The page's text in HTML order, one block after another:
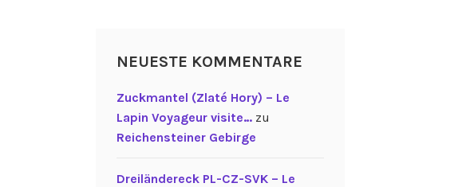
NEUESTE KOMMENTARE
Zuckmantel (Zlaté Hory) – Le
Lapin Voyageur visite…zu
Reichensteiner Gebirge
Dreiländereck PL-CZ-SVK – Le